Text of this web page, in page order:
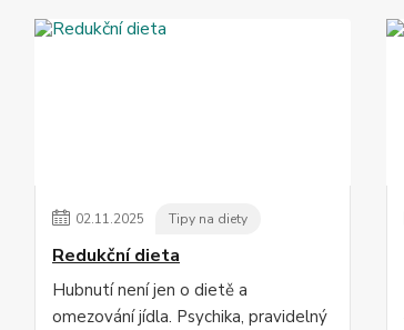
02.11.2025 Tipy na diety
Redukční dieta
Hubnutí není jen o dietě a
omezování jídla. Psychika, pravidelný